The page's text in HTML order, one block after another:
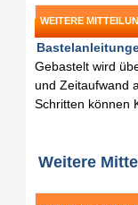
WEITERE
Gebastelt wird
und Zeitaufwand
Schritten können
Weitere